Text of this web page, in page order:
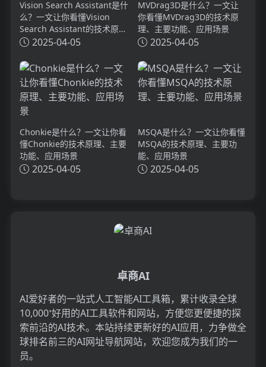
Vision Search Assistant是什
么？一文让你看懂Vision
Search Assistant的技术原
理、主要功能、应用场景
2025-04-05
MVDrag3D是什么？一文让
你看懂MVDrag3D的技术原
理、主要功能、应用场景
2025-04-05
Chonkie是什么？一文让你看
懂Chonkie的技术原理、主要
功能、应用场景
2025-04-05
MSQA是什么？一文让你看懂
MSQA的技术原理、主要功
能、应用场景
2025-04-05
卓商AI
AI爱好者的一站式人工智能AI工具箱，累计收录全球
10,000⁺好用的AI工具软件和网站，方便您更便捷的探
索前沿的AI技术。本站持续更新好的AI应用，力争做全
球排名前三的AI网址导航网站，欢迎您成为我们的一
员。